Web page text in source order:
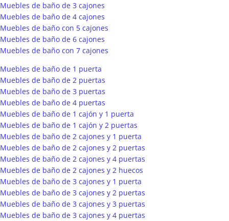
Muebles de baño de 3 cajones
Muebles de baño de 4 cajones
Muebles de baño con 5 cajones
Muebles de baño de 6 cajones
Muebles de baño con 7 cajones
Muebles de baño de 1 puerta
Muebles de baño de 2 puertas
Muebles de baño de 3 puertas
Muebles de baño de 4 puertas
Muebles de baño de 1 cajón y 1 puerta
Muebles de baño de 1 cajón y 2 puertas
Muebles de baño de 2 cajones y 1 puerta
Muebles de baño de 2 cajones y 2 puertas
Muebles de baño de 2 cajones y 4 puertas
Muebles de baño de 2 cajones y 2 huecos
Muebles de baño de 3 cajones y 1 puerta
Muebles de baño de 3 cajones y 2 puertas
Muebles de baño de 3 cajones y 3 puertas
Muebles de baño de 3 cajones y 4 puertas